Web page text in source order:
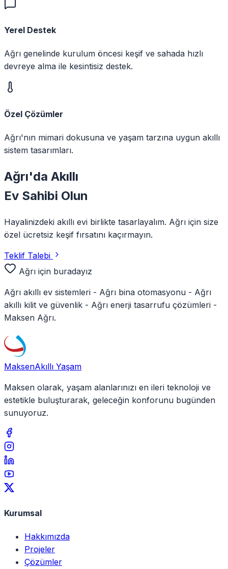
Yerel Destek
Ağrı genelinde kurulum öncesi keşif ve sahada hızlı
devreye alma ile kesintisiz destek.
Özel Çözümler
Ağrı'nın mimari dokusuna ve yaşam tarzına uygun akıllı
sistem tasarımları.
Ağrı'da Akıllı
Ev Sahibi Olun
Hayalinizdeki akıllı evi birlikte tasarlayalım. Ağrı için size
özel ücretsiz keşif fırsatını kaçırmayın.
Teklif Talebi
Ağrı için buradayız
Ağrı akıllı ev sistemleri - Ağrı bina otomasyonu - Ağrı
akıllı kilit ve güvenlik - Ağrı enerji tasarrufu çözümleri -
Maksen Ağrı.
MaksenAkıllı Yaşam
Maksen olarak, yaşam alanlarınızı en ileri teknoloji ve
estetikle buluşturarak, geleceğin konforunu bugünden
sunuyoruz.
Kurumsal
Hakkımızda
Projeler
Çözümler